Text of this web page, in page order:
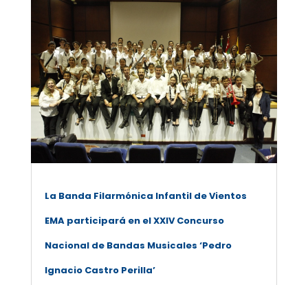
La Banda Filarmónica Infantil de Vientos
EMA participará en el XXIV Concurso
Nacional de Bandas Musicales ‘Pedro
Ignacio Castro Perilla’